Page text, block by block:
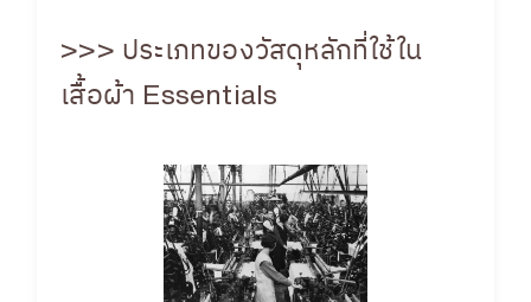
>>> ประเภทของวัสดุหลักที่ใช้ใน
เสื้อผ้า Essentials